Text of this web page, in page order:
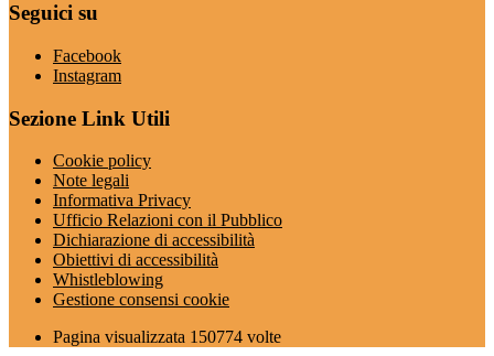
Seguici su
Facebook
Instagram
Sezione Link Utili
Cookie policy
Note legali
Informativa Privacy
Ufficio Relazioni con il Pubblico
Dichiarazione di accessibilità
Obiettivi di accessibilità
Whistleblowing
Gestione consensi cookie
Pagina visualizzata 150774 volte